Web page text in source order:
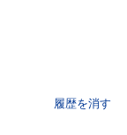
履歴を消す